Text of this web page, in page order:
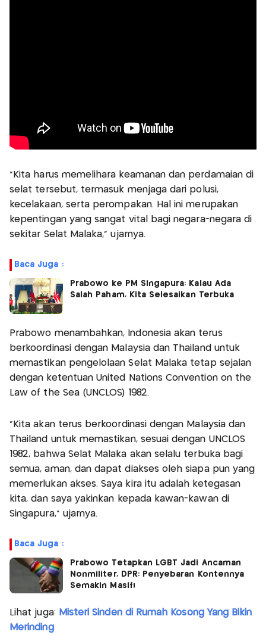
"Kita harus memelihara keamanan dan perdamaian di
selat tersebut, termasuk menjaga dari polusi,
kecelakaan, serta perompakan. Hal ini merupakan
kepentingan yang sangat vital bagi negara-negara di
sekitar Selat Malaka," ujarnya.
Baca Juga :
Prabowo ke PM Singapura: Kalau Ada
Salah Paham, Kita Selesaikan Terbuka
Prabowo menambahkan, Indonesia akan terus
berkoordinasi dengan Malaysia dan Thailand untuk
memastikan pengelolaan Selat Malaka tetap sejalan
dengan ketentuan United Nations Convention on the
Law of the Sea (UNCLOS) 1982.
"Kita akan terus berkoordinasi dengan Malaysia dan
Thailand untuk memastikan, sesuai dengan UNCLOS
1982, bahwa Selat Malaka akan selalu terbuka bagi
semua, aman, dan dapat diakses oleh siapa pun yang
memerlukan akses. Saya kira itu adalah ketegasan
kita, dan saya yakinkan kepada kawan-kawan di
Singapura," ujarnya.
Baca Juga :
Prabowo Tetapkan LGBT Jadi Ancaman
Nonmiliter, DPR: Penyebaran Kontennya
Semakin Masif!
Lihat juga: Misteri Sinden di Rumah Kosong Yang Bikin
Merinding